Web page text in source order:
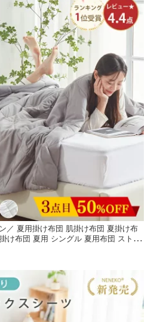
／ 夏用掛け布団 肌掛け布団 夏掛け布
け布団 夏用 シングル 夏用布団 ストラ
がけ布団 フリルケット 薄掛け布団 薄
ト 肌布団 洗える ダブル セミダブル